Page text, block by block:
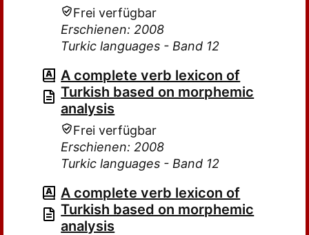
Frei verfügbar
Erschienen: 2008
Turkic languages - Band 12
A complete verb lexicon of
Turkish based on morphemic
analysis
Frei verfügbar
Erschienen: 2008
Turkic languages - Band 12
A complete verb lexicon of
Turkish based on morphemic
analysis